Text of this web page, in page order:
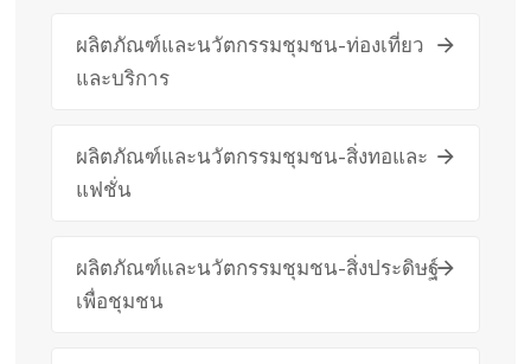
ผลิตภัณฑ์และนวัตกรรมชุมชน-ท่องเที่ยว
และบริการ
ผลิตภัณฑ์และนวัตกรรมชุมชน-สิ่งทอและ
แฟชั่น
ผลิตภัณฑ์และนวัตกรรมชุมชน-สิ่งประดิษฐ์
เพื่อชุมชน